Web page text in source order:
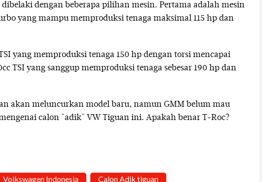
dengan beberapa pilihan mesin. Pertama adalah mesin
yang mampu memproduksi tenaga maksimal 115 hp dan
yang memproduksi tenaga 150 hp dengan torsi mencapai
TSI yang sanggup memproduksi tenaga sebesar 190 hp dan
akan meluncurkan model baru, namun GMM belum mau
calon "adik" VW Tiguan ini. Apakah benar T-Roc?
Volkswagen Indonesia Calon Adik tiguan